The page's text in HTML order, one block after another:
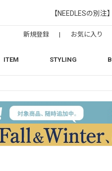
【NEEDLESの別注】
ITEM STYLING
新規登録 | お気に入り